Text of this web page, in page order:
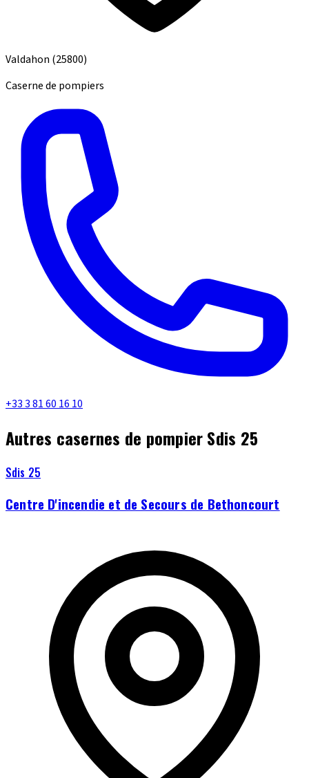
Valdahon (25800)
Caserne de pompiers
+33 3 81 60 16 10
Autres casernes de pompier Sdis 25
Sdis 25
Centre D'incendie et de Secours de Bethoncourt